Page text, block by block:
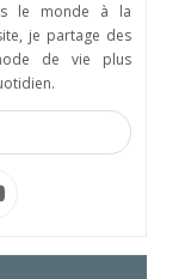
le monde à la
je partage des
de vie plus